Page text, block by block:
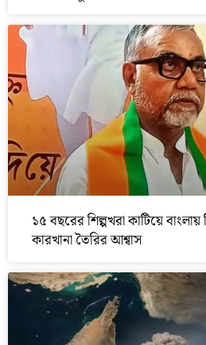
১৫ বছরের শিল্পখরা কাটিয়ে
কারখানা তৈরির আশ্বাস